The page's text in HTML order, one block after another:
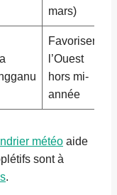
mars)
Favoriser
l’Ouest
hors mi-
année
météo aide
sont à
.